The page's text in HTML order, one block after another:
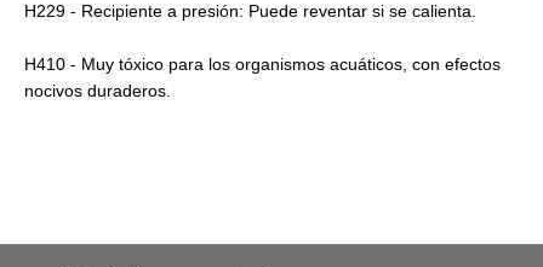
H229 - Recipiente a presión: Puede reventar si se calienta.
H410 - Muy tóxico para los organismos acuáticos, con efectos
nocivos duraderos.